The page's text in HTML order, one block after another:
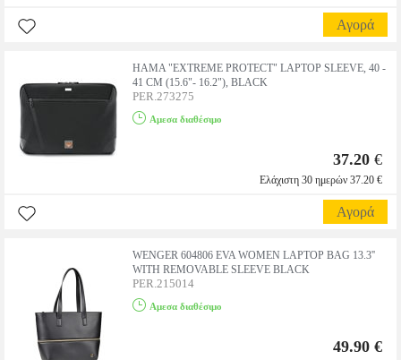
Αγορά
HAMA "EXTREME PROTECT" LAPTOP SLEEVE, 40 -
41 CM (15.6"- 16.2"), BLACK
PER.273275
Αμεσα διαθέσιμο
37.20 €
Ελάχιστη 30 ημερών 37.20 €
Αγορά
WENGER 604806 EVA WOMEN LAPTOP BAG 13.3''
WITH REMOVABLE SLEEVE BLACK
PER.215014
Αμεσα διαθέσιμο
49.90 €